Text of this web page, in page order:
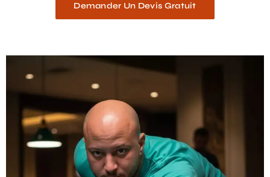
Demander Un Devis Gratuit